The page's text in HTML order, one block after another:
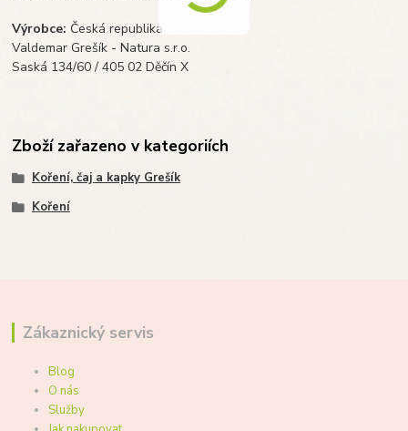
Výrobce: Česká republika
Valdemar Grešík - Natura s.r.o.
Saská 134/60 / 405 02 Děčín X
Zboží zařazeno v kategoriích
Koření, čaj a kapky Grešík
Koření
Zákaznický servis
Blog
O nás
Služby